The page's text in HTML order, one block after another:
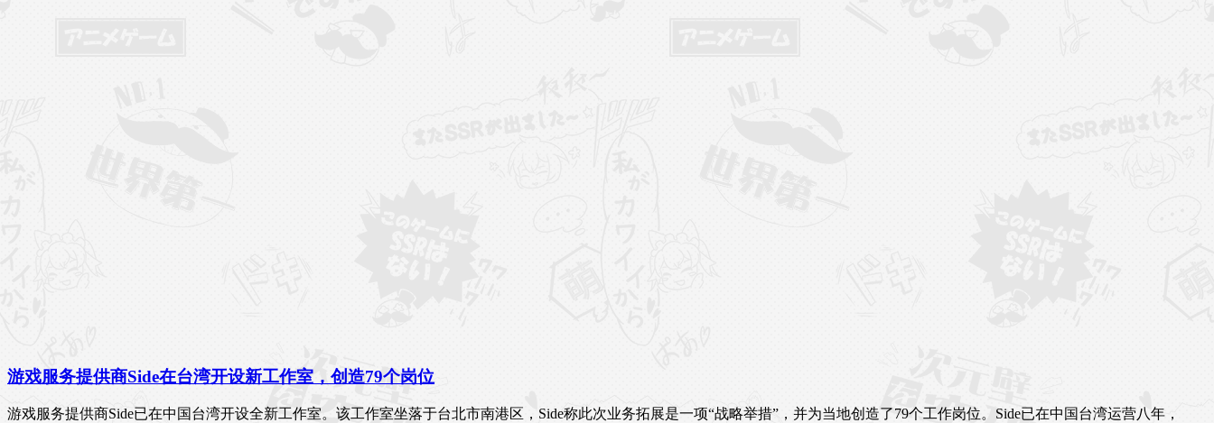
游戏服务提供商Side在台湾开设新工作室，创造79个岗位
游戏服务提供商Side已在中国台湾开设全新工作室。该工作室坐落于台北市南港区，Side称此次业务拓展是一项“战略举措”，并为当地创造了79个工作岗位。Side已在中国台湾运营八年，